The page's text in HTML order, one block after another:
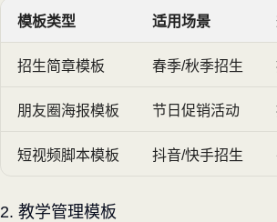
模板类型 适用场景
招生简章模板 春季/秋季招生
朋友圈海报模板 节日促销活动
短视频脚本模板 抖音/快手招生
2. 教学管理模板